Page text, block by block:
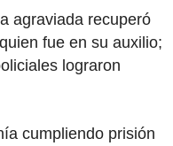
agraviada recuperó
fue en su auxilio;
lograron
cumpliendo prisión